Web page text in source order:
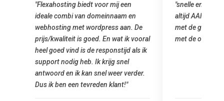
"snelle en vriendelijke service. staat
altijd AAN (: fijne prijzen vergeleken
met de grote jongens en dus nu al blij
met de overstap!"
"Top service. Ik
het installeren
was meteen
gemaakt. Top